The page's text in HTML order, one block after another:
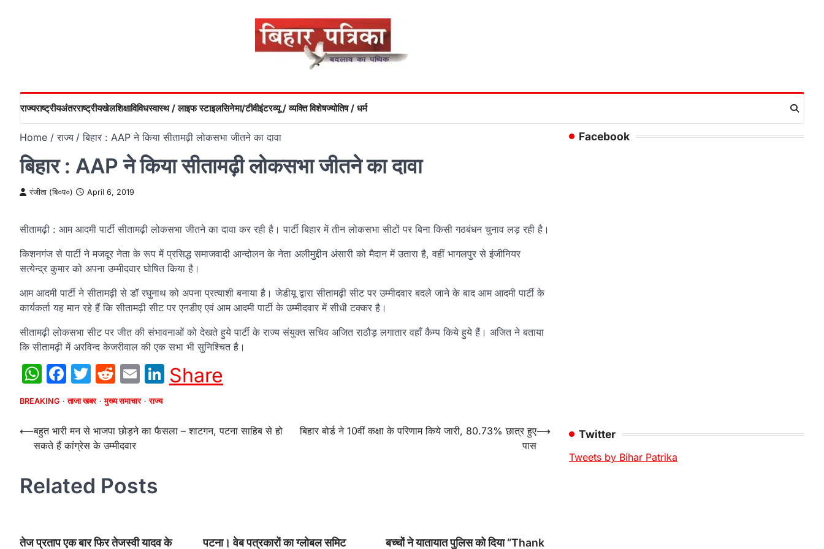
राज्यराष्ट्रीयअंतरराष्ट्रीयखेलशिक्षाविविधस्वास्थ / लाइफ स्टाइलसिनेमा/टीवीइंटरव्यू / व्यक्ति विशेषज्योतिष / धर्म
Home राज्य बिहार : AAP ने किया सीतामढ़ी लोकसभा जीतने का दावा
बिहार : AAP ने किया सीतामढ़ी लोकसभा जीतने का दावा
रंजीता (बि०प०) April 6, 2019
सीतामढ़ी : आम आदमी पार्टी सीतामढ़ी लोकसभा जीतने का दावा कर रही है। पार्टी बिहार में तीन लोकसभा सीटों पर बिना किसी गठबंधन चुनाव लड़ रही है।
किशनगंज से पार्टी ने मजदूर नेता के रूप में प्रसिद्ध समाजवादी आन्दोलन के नेता अलीमुद्दीन अंसारी को मैदान में उतारा है, वहीं भागलपुर से इंजीनियर
सत्येन्द्र कुमार को अपना उम्मीदवार घोषित किया है।
आम आदमी पार्टी ने सीतामढ़ी से डॉ रघुनाथ को अपना प्रत्याशी बनाया है। जेडीयू द्वारा सीतामढ़ी सीट पर उम्मीदवार बदले जाने के बाद आम आदमी पार्टी के
कार्यकर्ता यह मान रहे हैं कि सीतामढ़ी सीट पर एनडीए एवं आम आदमी पार्टी के उम्मीदवार में सीधी टक्कर है।
सीतामढ़ी लोकसभा सीट पर जीत की संभावनाओं को देखते हुये पार्टी के राज्य संयुक्त सचिव अजित राठौड़ लगातार वहाँ कैम्प किये हुये हैं। अजित ने बताया
कि सीतामढ़ी में अरविन्द केजरीवाल की एक सभा भी सुनिश्चित है।
WhatsApp
Facebook
Twitter
Reddit
EmailLinkedIn
Share
BREAKING ताजा खबर मुख्य समाचार राज्य
Post
navigation
⟵बहुत भारी मन से भाजपा छोड़ने का फैसला – शाटगन, पटना साहिब से हो
सकते हैं कांग्रेस के उम्मीदवार
बिहार बोर्ड ने 10वीं कक्षा के परिणाम किये जारी, 80.73% छात्र हुए
पास
⟶
Related Posts
तेज प्रताप एक बार फिर तेजस्वी यादव के पटना। वेब पत्रकारों का ग्लोबल समिट बच्चों ने यातायात पुलिस को दिया “Thank
Facebook
Twitter
Tweets by Bihar Patrika